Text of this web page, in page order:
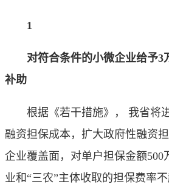
1
对符合条件的小微企业给予3
补助
根据《若干措施》， 我省将
融资担保成本，扩大政府性融资
企业覆盖面，对单户担保金额500
业和“三农”主体收取的担保费率